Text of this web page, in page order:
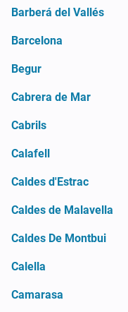
Barberá del Vallés
Barcelona
Begur
Cabrera de Mar
Cabrils
Calafell
Caldes d'Estrac
Caldes de Malavella
Caldes De Montbui
Calella
Camarasa